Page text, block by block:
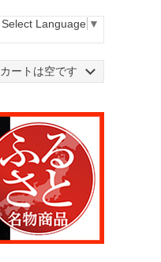
Select Language ▼
カートは空です